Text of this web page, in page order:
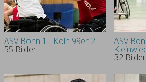
ASV Bonn 1 - Köln 99er 2
55 Bilder
ASV
32 Bilder